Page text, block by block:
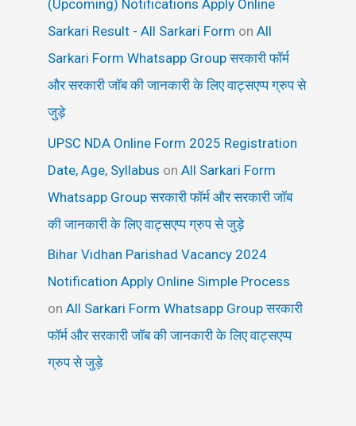
(Upcoming) Notifications Apply Online
Sarkari Result - All Sarkari Form onAll
Sarkari Form Whatsapp Group सरकारी फॉर्म
और सरकारी जॉब की जानकारी के लिए वाट्सएप्प ग्रुप से
जुड़े
UPSC NDA Online Form 2025 Registration
Date, Age, Syllabus onAll Sarkari Form
Whatsapp Group सरकारी फॉर्म और सरकारी जॉब
की जानकारी के लिए वाट्सएप्प ग्रुप से जुड़े
Bihar Vidhan Parishad Vacancy 2024
Notification Apply Online Simple Process
onAll Sarkari Form Whatsapp Group सरकारी
फॉर्म और सरकारी जॉब की जानकारी के लिए वाट्सएप्प
ग्रुप से जुड़े